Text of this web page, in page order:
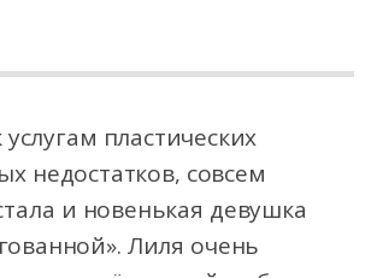
пластических
недостатков, совсем
и новенькая девушка
Лиля очень